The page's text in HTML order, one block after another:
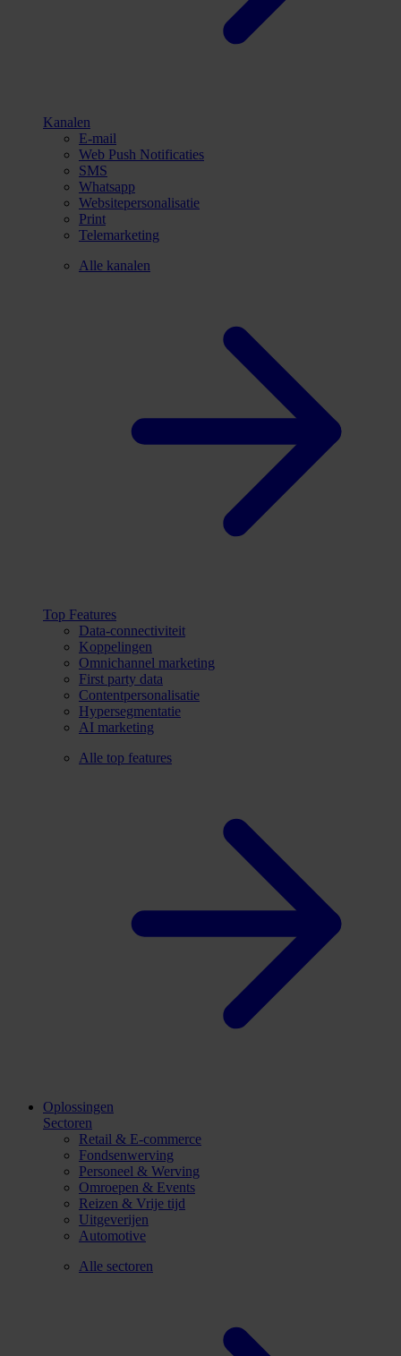
Kanalen
E-mail
Web Push Notificaties
SMS
Whatsapp
Websitepersonalisatie
Print
Telemarketing
Alle kanalen
Top Features
Data-connectiviteit
Koppelingen
Omnichannel marketing
First party data
Contentpersonalisatie
Hypersegmentatie
AI marketing
Alle top features
Oplossingen
Sectoren
Retail & E-commerce
Fondsenwerving
Personeel & Werving
Omroepen & Events
Reizen & Vrije tijd
Uitgeverijen
Automotive
Alle sectoren